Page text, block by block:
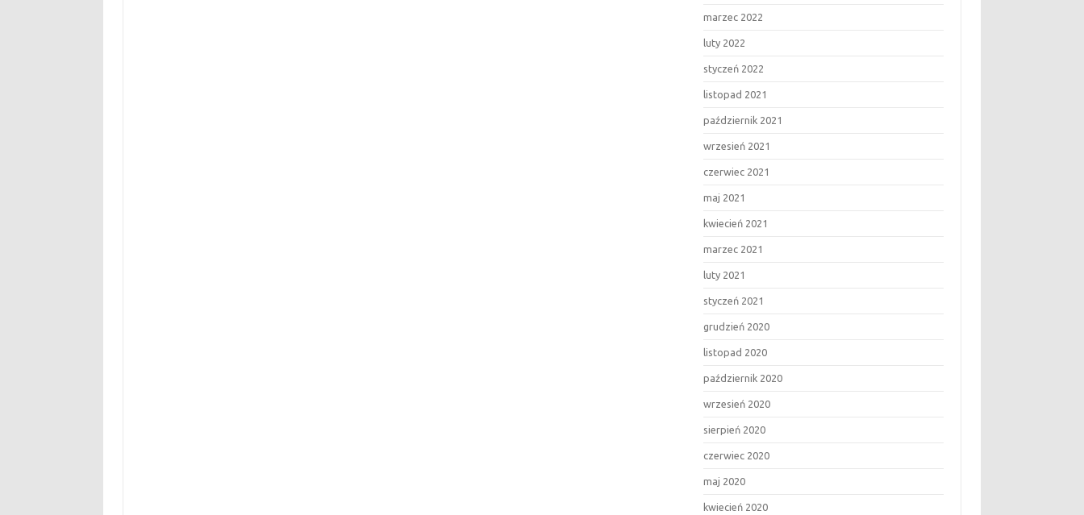
marzec 2022
luty 2022
styczeń 2022
listopad 2021
październik 2021
wrzesień 2021
czerwiec 2021
maj 2021
kwiecień 2021
marzec 2021
luty 2021
styczeń 2021
grudzień 2020
listopad 2020
październik 2020
wrzesień 2020
sierpień 2020
czerwiec 2020
maj 2020
kwiecień 2020